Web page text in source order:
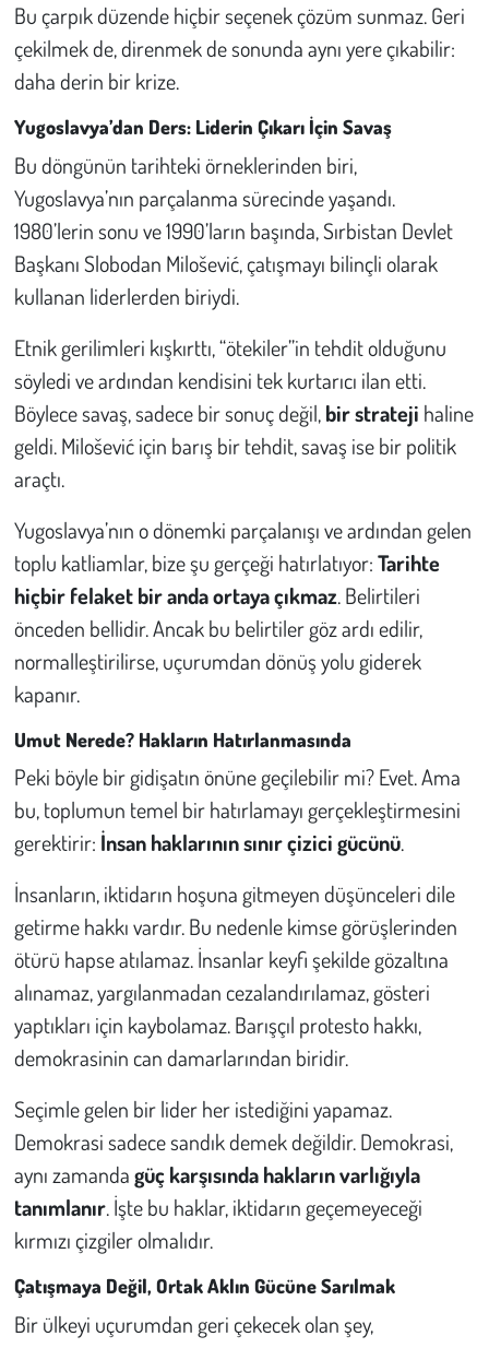
Bu çarpık düzende hiçbir seçenek çözüm sunmaz. Geri
çekilmek de, direnmek de sonunda aynı yere çıkabilir:
daha derin bir krize.
Yugoslavya’dan Ders: Liderin Çıkarı İçin Savaş
Bu döngünün tarihteki örneklerinden biri,
Yugoslavya’nın parçalanma sürecinde yaşandı.
1980’lerin sonu ve 1990’ların başında, Sırbistan Devlet
Başkanı Slobodan Milošević, çatışmayı bilinçli olarak
kullanan liderlerden biriydi.
Etnik gerilimleri kışkırttı, “ötekiler”in tehdit olduğunu
söyledi ve ardından kendisini tek kurtarıcı ilan etti.
Böylece savaş, sadece bir sonuç değil,bir strateji haline
geldi. Milošević için barış bir tehdit, savaş ise bir politik
araçtı.
Yugoslavya’nın o dönemki parçalanışı ve ardından gelen
toplu katliamlar, bize şu gerçeği hatırlatıyor:Tarihte
hiçbir felaket bir anda ortaya çıkmaz. Belirtileri
önceden bellidir. Ancak bu belirtiler göz ardı edilir,
normalleştirilirse, uçurumdan dönüş yolu giderek
kapanır.
Umut Nerede? Hakların Hatırlanmasında
Peki böyle bir gidişatın önüne geçilebilir mi? Evet. Ama
bu, toplumun temel bir hatırlamayı gerçekleştirmesini
gerektirir: İnsan haklarının sınır çizici gücünü.
İnsanların, iktidarın hoşuna gitmeyen düşünceleri dile
getirme hakkı vardır. Bu nedenle kimse görüşlerinden
ötürü hapse atılamaz. İnsanlar keyfi şekilde gözaltına
alınamaz, yargılanmadan cezalandırılamaz, gösteri
yaptıkları için kaybolamaz. Barışçıl protesto hakkı,
demokrasinin can damarlarından biridir.
Seçimle gelen bir lider her istediğini yapamaz.
Demokrasi sadece sandık demek değildir. Demokrasi,
aynı zamandagüç karşısında hakların varlığıyla
tanımlanır. İşte bu haklar, iktidarın geçemeyeceği
kırmızı çizgiler olmalıdır.
Çatışmaya Değil, Ortak Aklın Gücüne Sarılmak
Bir ülkeyi uçurumdan geri çekecek olan şey,